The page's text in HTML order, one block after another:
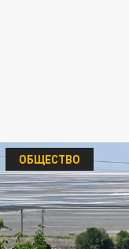
ОБЩЕСТВО